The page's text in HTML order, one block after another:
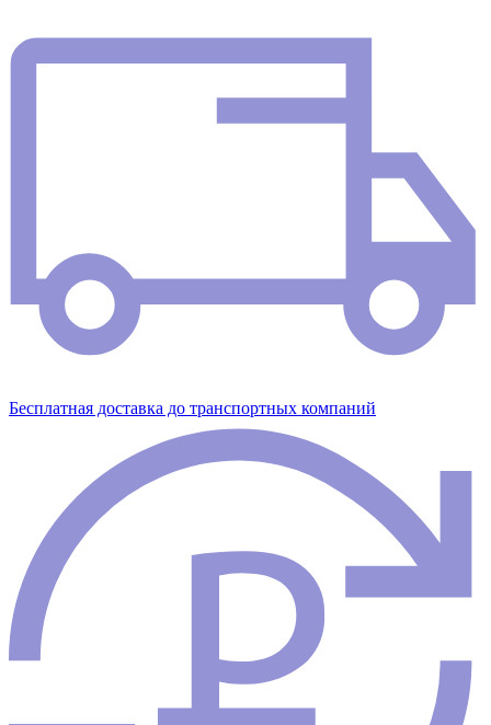
Бесплатная доставка до транспортных компаний